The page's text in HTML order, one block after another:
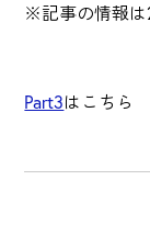
※記事の情報は
Part3はこちら